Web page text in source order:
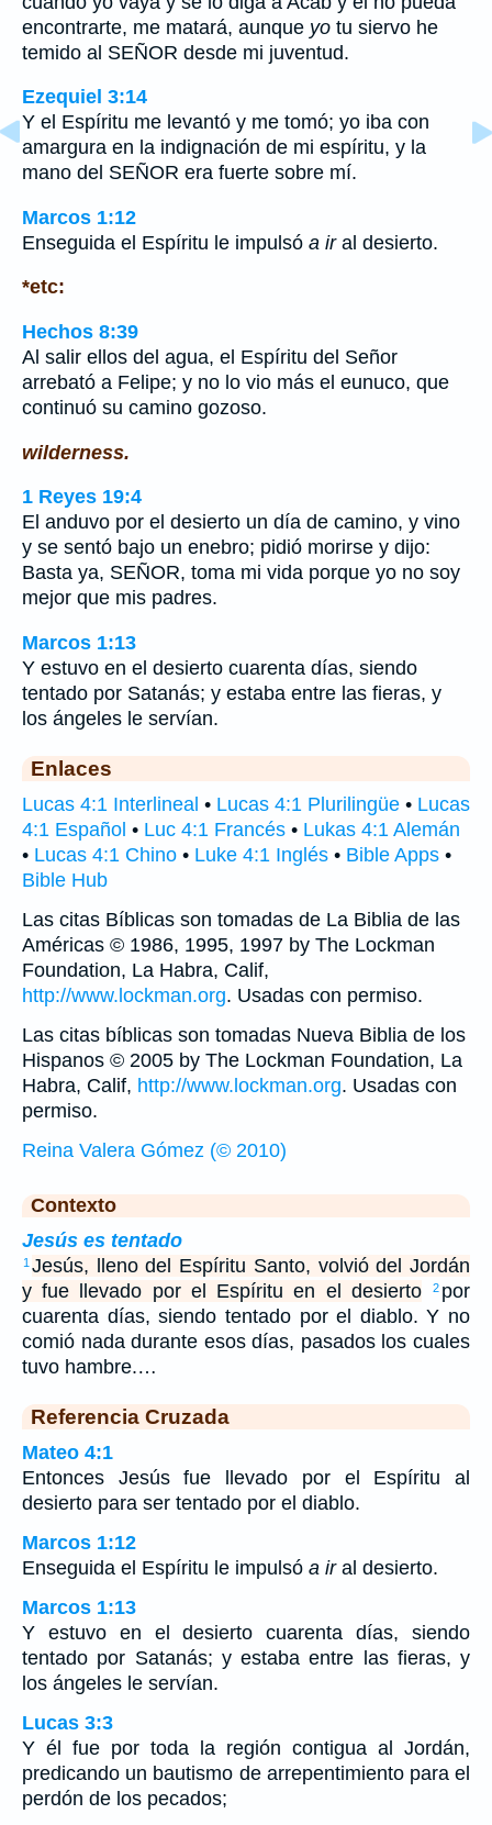
encontrarte, me matará, aunque yo tu siervo he
temido al SEÑOR desde mi juventud.
Ezequiel 3:14
Y el Espíritu me levantó y me tomó; yo iba con
amargura en la indignación de mi espíritu, y la
mano del SEÑOR era fuerte sobre mí.
Marcos 1:12
Enseguida el Espíritu le impulsó a iral desierto.
*etc:
Hechos 8:39
Al salir ellos del agua, el Espíritu del Señor
arrebató a Felipe; y no lo vio más el eunuco, que
continuó su camino gozoso.
wilderness.
1 Reyes 19:4
El anduvo por el desierto un día de camino, y vino
y se sentó bajo un enebro; pidió morirse y dijo:
Basta ya, SEÑOR, toma mi vida porque yo no soy
mejor que mis padres.
Marcos 1:13
Y estuvo en el desierto cuarenta días, siendo
tentado por Satanás; y estaba entre las fieras, y
los ángeles le servían.
Enlaces
Lucas 4:1 Interlineal • Lucas 4:1 Plurilingüe • Lucas
4:1 Español • Luc 4:1 Francés • Lukas 4:1 Alemán
• Lucas 4:1 Chino • Luke 4:1 Inglés • Bible Apps •
Bible Hub
Las citas Bíblicas son tomadas de La Biblia de las
Américas © 1986, 1995, 1997 by The Lockman
Foundation, La Habra, Calif,
http://www.lockman.org. Usadas con permiso.
Las citas bíblicas son tomadas Nueva Biblia de los
Hispanos © 2005 by The Lockman Foundation, La
Habra, Calif, http://www.lockman.org. Usadas con
permiso.
Reina Valera Gómez (© 2010)
Contexto
Jesús es tentado
1 Jesús, lleno del Espíritu Santo, volvió del Jordán
y fue llevado por el Espíritu en el desierto
2 por
cuarenta días, siendo tentado por el diablo. Y no
comió nada durante esos días, pasados los cuales
tuvo hambre.…
Referencia Cruzada
Mateo 4:1
Entonces Jesús fue llevado por el Espíritu al
desierto para ser tentado por el diablo.
Marcos 1:12
Enseguida el Espíritu le impulsó a iral desierto.
Marcos 1:13
Y estuvo en el desierto cuarenta días, siendo
tentado por Satanás; y estaba entre las fieras, y
los ángeles le servían.
Lucas 3:3
Y él fue por toda la región contigua al Jordán,
predicando un bautismo de arrepentimiento para el
perdón de los pecados;